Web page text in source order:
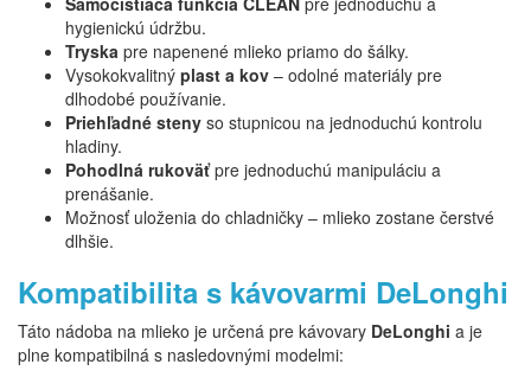
hygienickú údržbu.
Tryska pre napenené mlieko priamo do šálky.
Vysokokvalitný plast a kov – odolné materiály pre
dlhodobé používanie.
Priehľadné steny so stupnicou na jednoduchú kontrolu
hladiny.
Pohodlná rukoväťpre jednoduchú manipuláciu a
prenášanie.
Možnosť uloženia do chladničky – mlieko zostane čerstvé
dlhšie.
Kompatibilita s kávovarmi DeLonghi
Táto nádoba na mlieko je určená pre kávovary DeLonghi a je
plne kompatibilná s nasledovnými modelmi: